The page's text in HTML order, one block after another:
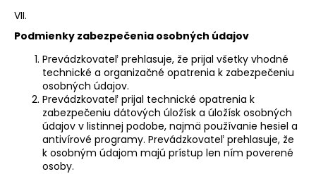
VII.
Podmienky zabezpečenia osobných údajov
Prevádzkovateľ prehlasuje, že prijal všetky vhodné
technické a organizačné opatrenia k zabezpečeniu
osobných údajov.
Prevádzkovateľ prijal technické opatrenia k
zabezpečeniu dátových úložísk a úložísk osobných
údajov v listinnej podobe, najmä používanie hesiel a
antivírové programy. Prevádzkovateľ prehlasuje, že
k osobným údajom majú prístup len ním poverené
osoby.